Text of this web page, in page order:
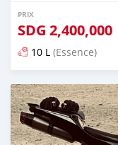
PRIX
SDG 2,400,000
10 L (Essence)
Publié il y a presque 2